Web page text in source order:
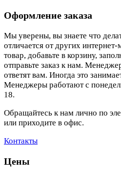
Оформление заказа
Мы уверены, вы знаете что
отличается от других
товар, добавьте в корзину,
отправьте заказ к нам.
ответят вам. Иногда это
Менеджеры работают с
18.
Обращайтесь к нам лично по
или приходите в офис.
Контакты
Цены